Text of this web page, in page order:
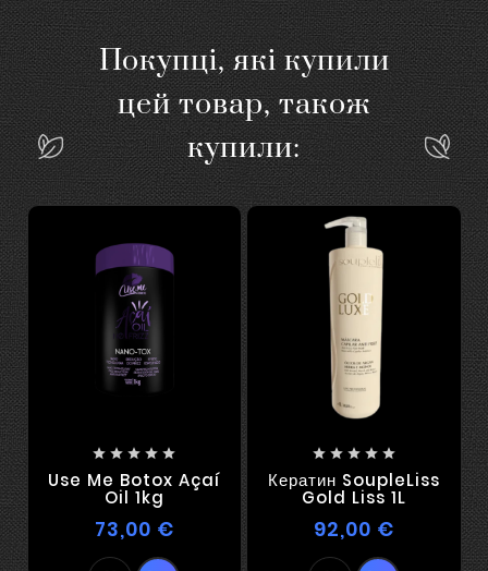
Покупці, які купили
цей товар, також
купили:
    
Use Me Botox Açaí
Oil 1kg
73,00 €
    
Кератин SoupleLiss
Gold Liss 1L
92,00 €